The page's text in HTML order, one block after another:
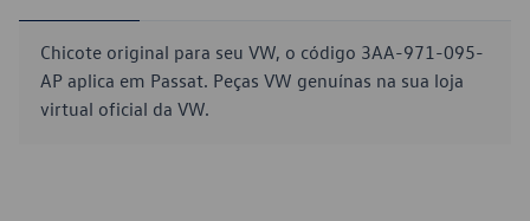
Chicote original para seu VW, o código 3AA-971-095-
AP aplica em Passat. Peças VW genuínas na sua loja
virtual oficial da VW.